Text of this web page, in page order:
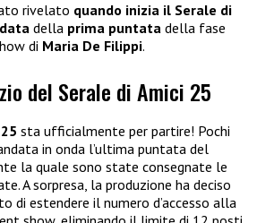
rivelato quando inizia il Serale di
data della prima puntata della fase
di Maria De Filippi.
del Serale di Amici 25
sta ufficialmente per partire! Pochi
in onda l’ultima puntata del
la quale sono state consegnate le
A sorpresa, la produzione ha deciso
di estendere il numero d’accesso alla